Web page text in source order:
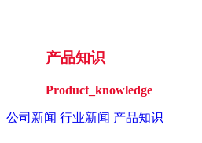
产品知识
Product_knowledge
公司新闻 行业新闻 产品知识